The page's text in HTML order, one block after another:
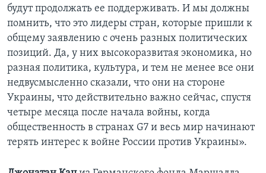
будут продолжать ее поддерживать. И мы должны
помнить, что это лидеры стран, которые пришли к
общему заявлению с очень разных политических
позиций. Да, у них высокоразвитая экономика, но
разная политика, культура, и тем не менее все они
недвусмысленно сказали, что они на стороне
Украины, что действительно важно сейчас, спустя
четыре месяца после начала войны, когда
общественность в странах G7 и весь мир начинают
терять интерес к войне России против Украины».